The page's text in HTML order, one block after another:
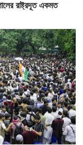
রাষ্ট্রদূত একমত